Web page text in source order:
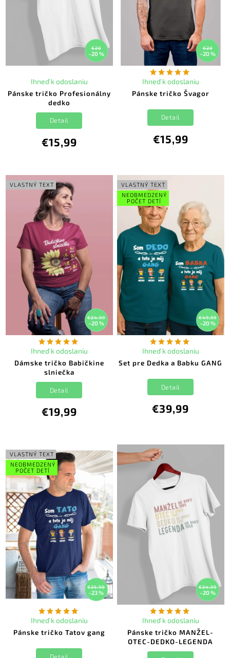
€20
–20 %
Pánske tričko Profesionálny
dedko
Ihneď k odoslaniu
€15,99
Detail
€20
–20 %
Pánske tričko Švagor
Ihneď k odoslaniu
€15,99
Detail
VLASTNÝ TEXT
€24,99
–20 %
Dámske tričko Babičkine
slniečka
Ihneď k odoslaniu
€19,99
Detail
VLASTNÝ TEXT
NEOBMEDZENÝ
POČET DETÍ
€49,99
–20 %
Set pre Dedka a Babku GANG
Ihneď k odoslaniu
€39,99
Detail
VLASTNÝ TEXT
NEOBMEDZENÝ
POČET DETÍ
€25,90
–23 %
Pánske tričko Tatov gang
Ihneď k odoslaniu
Detail
€24,99
–20 %
Pánske tričko MANŽEL-
OTEC-DEDKO-LEGENDA
Ihneď k odoslaniu